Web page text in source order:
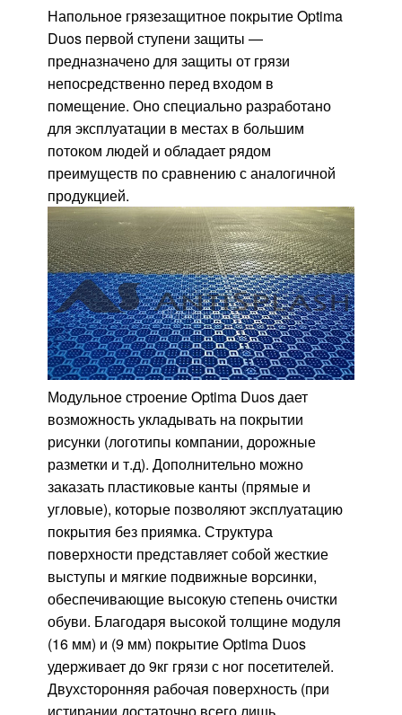
Напольное грязезащитное покрытие Optima
Duos первой ступени защиты —
предназначено для защиты от грязи
непосредственно перед входом в
помещение. Оно специально разработано
для эксплуатации в местах в большим
потоком людей и обладает рядом
преимуществ по сравнению с аналогичной
продукцией.
Модульное строение Optima Duos дает
возможность укладывать на покрытии
рисунки (логотипы компании, дорожные
разметки и т.д). Дополнительно можно
заказать пластиковые канты (прямые и
угловые), которые позволяют эксплуатацию
покрытия без приямка. Структура
поверхности представляет собой жесткие
выступы и мягкие подвижные ворсинки,
обеспечивающие высокую степень очистки
обуви. Благодаря высокой толщине модуля
(16 мм) и (9 мм) покрытие Optima Duos
удерживает до 9кг грязи с ног посетителей.
Двухсторонняя рабочая поверхность (при
истирании достаточно всего лишь